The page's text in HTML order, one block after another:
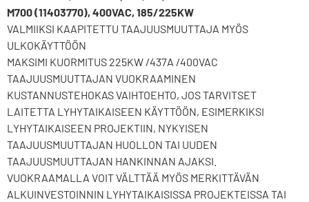
M700 (11403770), 400VAC, 185/225KW
VALMIIKSI KAAPITETTU TAAJUUSMUUTTAJA MYÖS
ULKOKÄYTTÖÖN
MAKSIMI KUORMITUS 225KW /437A /400VAC
TAAJUUSMUUTTAJAN VUOKRAAMINEN
KUSTANNUSTEHOKAS VAIHTOEHTO, JOS TARVITSET
LAITETTA LYHYTAIKAISEEN KÄYTTÖÖN, ESIMERKIKSI
LYHYTAIKAISEEN PROJEKTIIN, NYKYISEN
TAAJUUSMUUTTAJAN HUOLLON TAI UUDEN
TAAJUUSMUUTTAJAN HANKINNAN AJAKSI.
VUOKRAAMALLA VOIT VÄLTTÄÄ MYÖS MERKITTÄVÄN
ALKUINVESTOINNIN LYHYTAIKAISISSA PROJEKTEISSA TAI